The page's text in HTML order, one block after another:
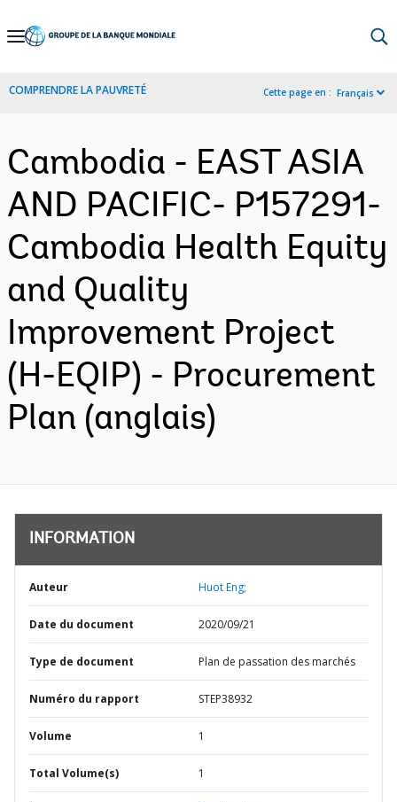
Skip
Navigation
COMPRENDRE LA PAUVRETÉ Cette page en : Français
Cambodia - EAST ASIA
AND PACIFIC- P157291-
Cambodia Health Equity
and Quality
Improvement Project
(H-EQIP) - Procurement
Plan (anglais)
INFORMATION
Auteur Huot Eng;
Date du document 2020/09/21
Type de document Plan de passation des marchés
Numéro du rapport STEP38932
Volume 1
Total Volume(s) 1